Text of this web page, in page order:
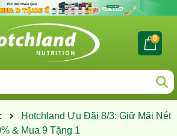
0
Hotchland Ưu Đãi 8/3: Giữ Mãi Nét
& Mua 9 Tặng 1